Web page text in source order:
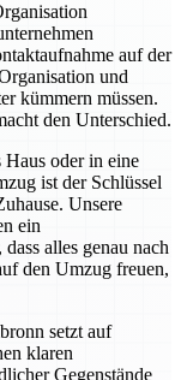
auf der
und
kümmern müssen.
den Unterschied.
Haus oder in eine
ist der Schlüssel
Unsere
ein
alles genau nach
den Umzug freuen,
setzt auf
klaren
Gegenstände